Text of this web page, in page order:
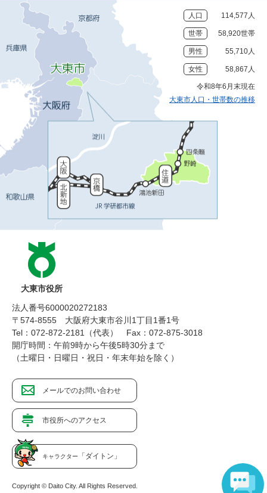
人口 114,577人
世帯 58,920世帯
男性 55,710人
女性 58,867人
令和8年6月末現在
大東市人口・世帯数の推移
大東市役所
法人番号6000020272183
〒574-8555 大阪府大東市谷川1丁目1番1号
Tel：072-872-2181（代表）
Fax：072-875-3018
開庁時間：午前9時から午後5時30分まで
（土曜日・日曜日・祝日・年末年始を除く）
メールでのお問い合わせ
市役所へのアクセス
キャラクター 「ダイトン」
Copyright © Daito City. All Rights Reserved.